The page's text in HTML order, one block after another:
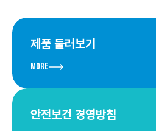
제품 둘러보기
More
안전보건 경영방침